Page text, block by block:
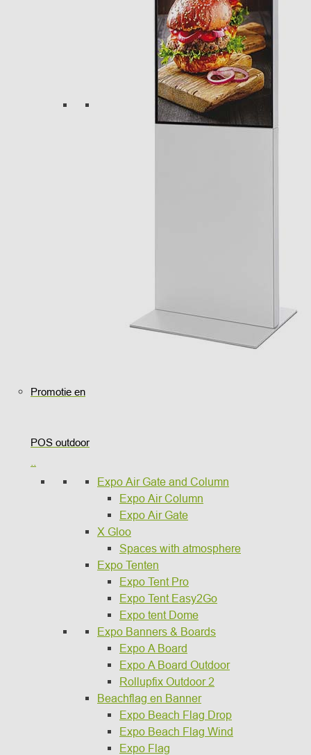
Promotie en
POS outdoor
Expo Air Gate and Column
Expo Air Column
Expo Air Gate
X Gloo
Spaces with atmosphere
Expo Tenten
Expo Tent Pro
Expo Tent Easy2Go
Expo tent Dome
Expo Banners & Boards
Expo A Board
Expo A Board Outdoor
Rollupfix Outdoor 2
Beachflag en Banner
Expo Beach Flag Drop
Expo Beach Flag Wind
Expo Flag